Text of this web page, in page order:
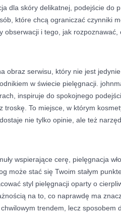
dla skóry delikatnej, podejście do
które chcą ograniczać czynniki
obserwacji i tego, jak rozpoznawać,
obraz serwisu, który nie jest
w świecie pielęgnacji.
inspiruje do spokojnego
troskę. To miejsce, w którym
nie tylko opinie, ale też
wspierające cerę, pielęgnacja
może stać się Twoim stałym
styl pielęgnacji oparty o
na to, co naprawdę ma
trendem, lecz sposobem